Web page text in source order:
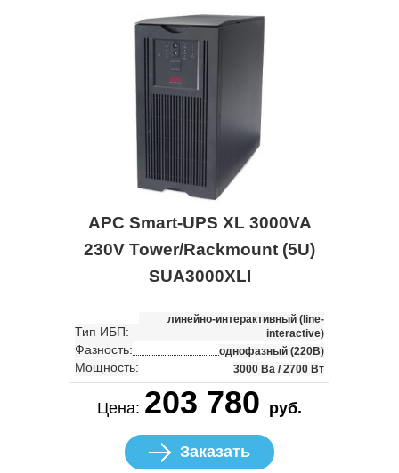
APC Smart-UPS XL 3000VA
230V Tower/Rackmount (5U)
SUA3000XLI
Тип ИБП:
линейно-интерактивный (line-
interactive)
Фазность: однофазный (220В)
Мощность: 3000 Ва / 2700 Вт
Цена: 203 780 руб.
Заказать